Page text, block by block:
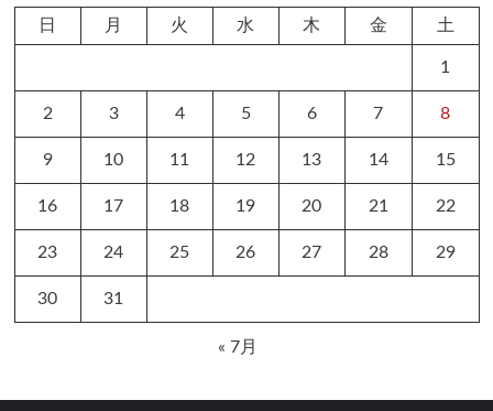
日 月 火 水 木 金 土
1
2 3 4 5 6 7 8
9 10 11 12 13 14 15
16 17 18 19 20 21 22
23 24 25 26 27 28 29
30 31
« 7月